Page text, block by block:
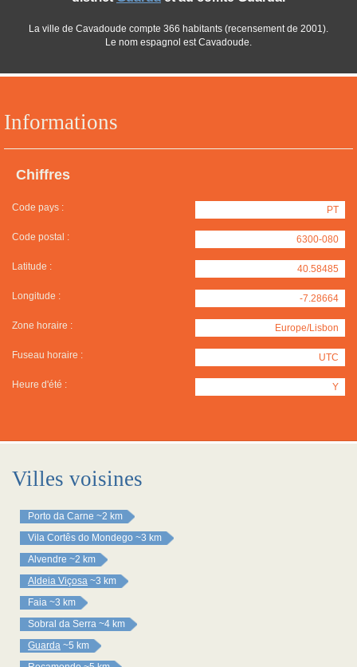
Informations
Chiffres
Code pays : PT
Code postal : 6300-080
Latitude : 40.58485
Longitude : -7.28664
Zone horaire : Europe/Lisbon
Fuseau horaire : UTC
Heure d'été : Y
La ville de Cavadoude compte 366 habitants (recensement de 2001).
Le nom espagnol est Cavadoude.
Villes voisines
Porto da Carne ~2 km
Vila Cortês do Mondego ~3 km
Alvendre ~2 km
Aldeia Viçosa ~3 km
Faia ~3 km
Sobral da Serra ~4 km
Guarda ~5 km